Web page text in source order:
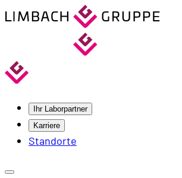
Ihr Laborpartner
Karriere
Standorte